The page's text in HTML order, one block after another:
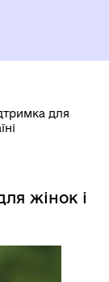
для
жінок і